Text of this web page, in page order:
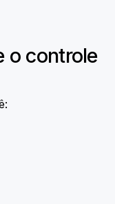
o controle